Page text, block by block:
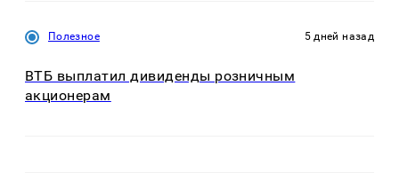
Полезное 5 дней назад
ВТБ выплатил дивиденды розничным
акционерам